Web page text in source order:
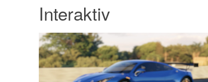
Interaktiv